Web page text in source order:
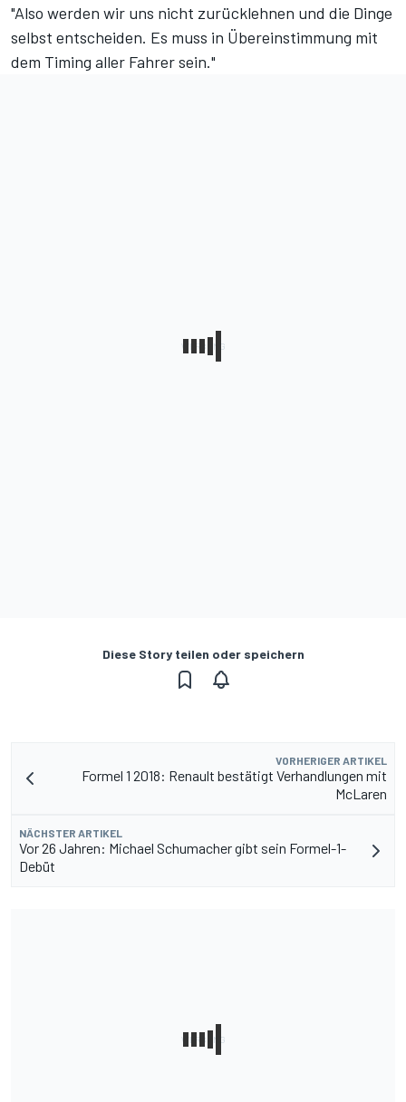
"Also werden wir uns nicht zurücklehnen und die Dinge
selbst entscheiden. Es muss in Übereinstimmung mit
dem Timing aller Fahrer sein."
Diese Story teilen oder speichern
VORHERIGER ARTIKEL
Formel 1 2018: Renault bestätigt Verhandlungen mit
McLaren
NÄCHSTER ARTIKEL
Vor 26 Jahren: Michael Schumacher gibt sein Formel-1-
Debüt